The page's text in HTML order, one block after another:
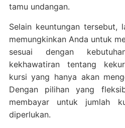
tamu undangan.
Selain keuntungan tersebut,
memungkinkan Anda untuk
sesuai dengan
kekhawatiran tentang
kursi yang hanya akan
Dengan pilihan yang
membayar untuk jumlah
diperlukan.